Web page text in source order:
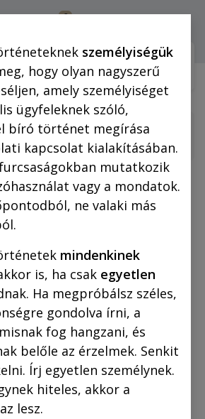
0
Webshop (mobilra)
(fekete-fehér képregény)
személyiségük
hogy olyan nagyszerű
amely személyiséget
ügyfeleknek szóló,
bíró történet megírása
kapcsolat kialakításában.
mutatkozik
vagy a mondatok.
ne valaki más
mindenkinek
is, ha csak egyetlen
Ha megpróbálsz széles,
gondolva írni, a
fog hangzani, és
belőle az érzelmek. Senkit
Írj egyetlen személynek.
hiteles, akkor a
lesz.